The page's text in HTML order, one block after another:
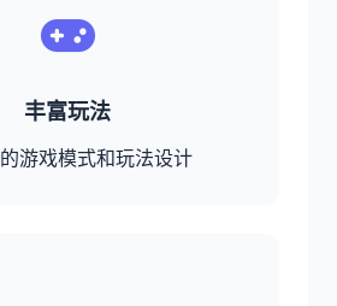
丰富玩法
游戏模式和玩法设计